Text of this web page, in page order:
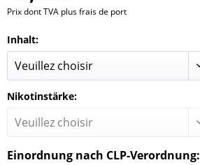
Prix dont TVA plus frais de port
Inhalt:
Nikotinstärke:
Einordnung nach CLP-Verordnung: